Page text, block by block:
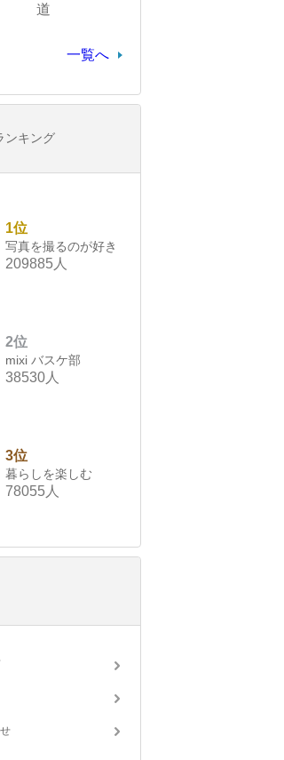
道
一覧へ
ンキング
1位
写真を撮るのが好き
209885人
2位
mixi バスケ部
38530人
3位
暮らしを楽しむ
78055人